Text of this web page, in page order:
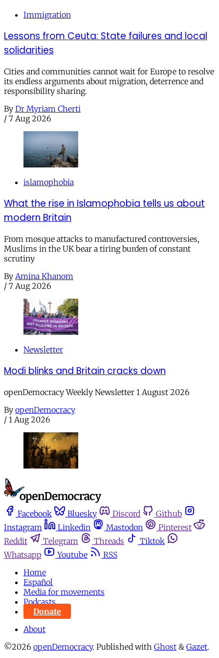
Immigration
Lessons from Ceuta: State failures and local
solidarities
Cities and communities cannot wait for Europe to resolve
its endless arguments about migration, deterrence and
responsibility sharing.
By Dr Myriam Cherti
/ 7 Aug 2026
islamophobia
What the rise in Islamophobia tells us about
modern Britain
From mosque attacks to manufactured controversies,
Muslims in the UK bear a tiring burden of constant
scrutiny
By Amina Khanom
/ 7 Aug 2026
Newsletter
Modi blinks and Britain cracks down
openDemocracy Weekly Newsletter 1 August 2026
By openDemocracy
/ 1 Aug 2026
Facebook Bluesky Discord
Github
Instagram
Linkedin Mastodon
Pinterest
Reddit
Telegram Threads
Tiktok
Whatsapp
Youtube
RSS
Home
Español
Media for movements
Podcasts
Donate
About
©2026 openDemocracy. Published with Ghost & Gazet.